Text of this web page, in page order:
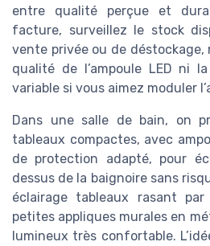
entre qualité perçue et
facture, surveillez le stock
vente privée ou de déstockage,
qualité de l’ampoule LED ni
variable si vous aimez moduler
Dans une salle de bain, on
tableaux compactes, avec
de protection adapté, pour
dessus de la baignoire sans
éclairage tableaux rasant
petites appliques murales en
lumineux très confortable.